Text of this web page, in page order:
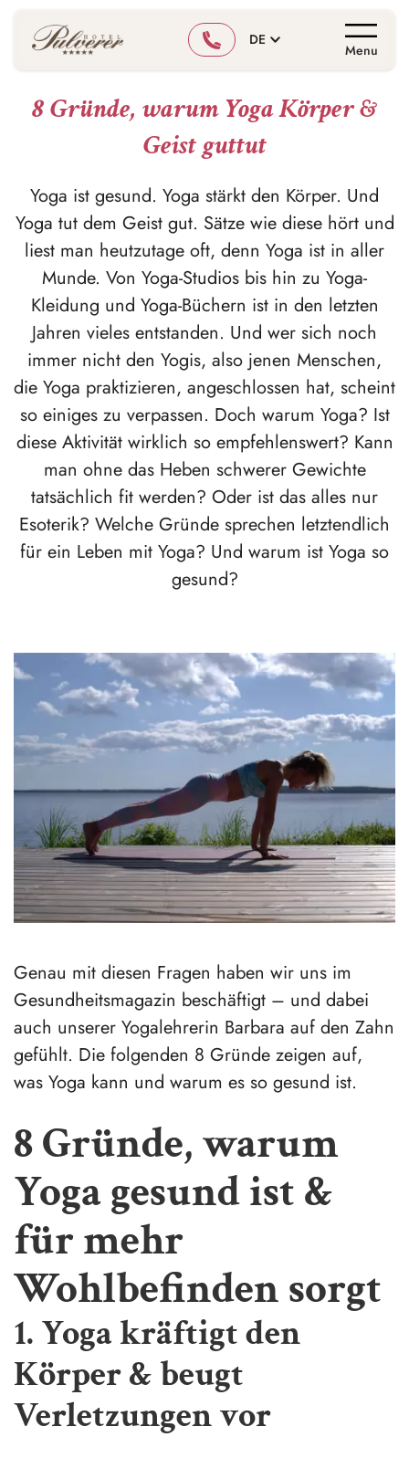
DE
Menu
8 Gründe, warum Yoga Körper &
Geist guttut
Yoga ist gesund. Yoga stärkt den Körper. Und
Yoga tut dem Geist gut. Sätze wie diese hört und
liest man heutzutage oft, denn Yoga ist in aller
Munde. Von Yoga-Studios bis hin zu Yoga-
Kleidung und Yoga-Büchern ist in den letzten
Jahren vieles entstanden. Und wer sich noch
immer nicht den Yogis, also jenen Menschen,
die Yoga praktizieren, angeschlossen hat, scheint
so einiges zu verpassen. Doch warum Yoga? Ist
diese Aktivität wirklich so empfehlenswert? Kann
man ohne das Heben schwerer Gewichte
tatsächlich fit werden? Oder ist das alles nur
Esoterik? Welche Gründe sprechen letztendlich
für ein Leben mit Yoga? Und warum ist Yoga so
gesund?
Genau mit diesen Fragen haben wir uns im
Gesundheitsmagazin beschäftigt – und dabei
auch unserer Yogalehrerin Barbara auf den Zahn
gefühlt. Die folgenden 8 Gründe zeigen auf,
was Yoga kann und warum es so gesund ist.
8 Gründe, warum
Yoga gesund ist &
für mehr
Wohlbefinden sorgt
1. Yoga kräftigt den
Körper & beugt
Verletzungen vor